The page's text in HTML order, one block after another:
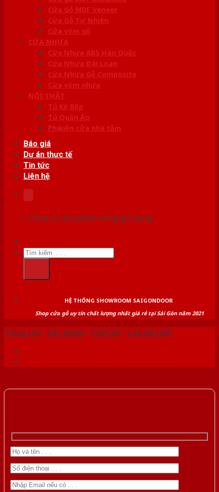
Cửa Gỗ MDF Veneer
Cửa Gỗ Tự Nhiên
Cửa vòm gỗ
CỬA NHỰA
Cửa Nhựa ABS Hàn Quốc
Cửa Nhựa Đài Loan
Cửa Nhựa Gỗ Composite
Cửa vòm nhựa
NỘI THẤT
Tủ Kệ Bếp
Tủ Quần Áo
Phụ kiện cửa nhà tắm
Báo giá
Dự án thực tế
Tin tức
Liên hệ
Chưa có sản phẩm trong giỏ hàng.
Tìm
kiếm:
HỆ THỐNG SHOWROOM SAIGONDOOR
Shop cửa gỗ uy tín chất lượng nhất giá rẻ tại Sài Gòn năm 2021
Trang chủ /Sản phẩm /CỬA GỖ /Cửa Gỗ HDF